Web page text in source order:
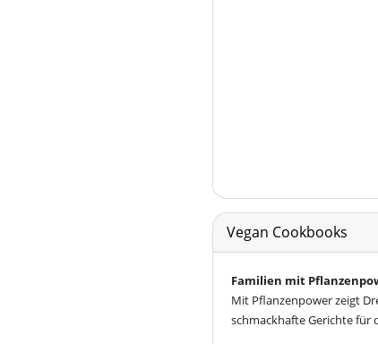
Vegan Cookbooks
Familien mit
Mit Pflanzenpower zeigt
schmackhafte Gerichte für